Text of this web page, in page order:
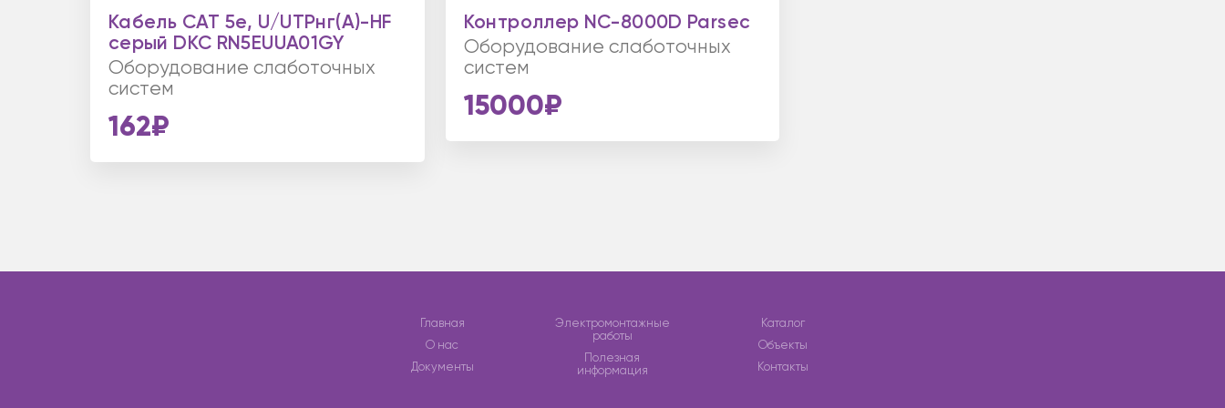
Кабель CAT 5e, U/UTPнг(А)-HF
серый DKC RN5EUUA01GY
Оборудование слаботочных
систем
162₽
Контроллер NC-8000D Parsec
Оборудование слаботочных
систем
15000₽
Главная
О нас
Документы
Электромонтажные
работы
Полезная
информация
Каталог
Объекты
Контакты